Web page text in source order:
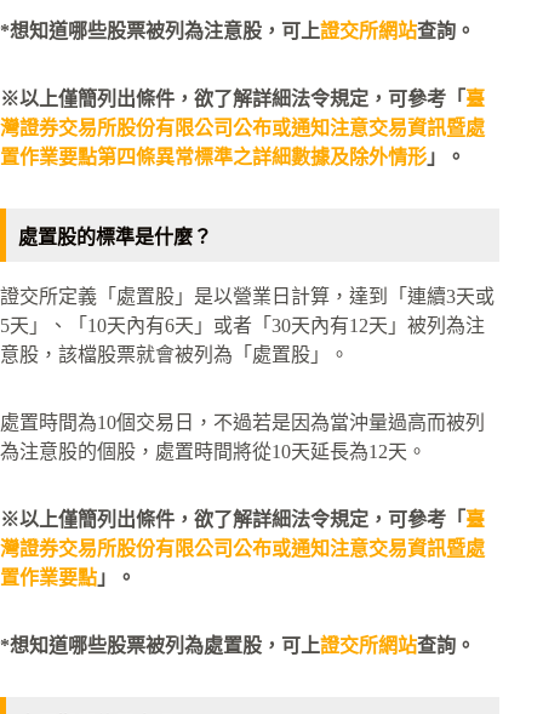
*想知道哪些股票被列為注意股，可上證交所網站查詢。
※以上僅簡列出條件，欲了解詳細法令規定，可參考「 臺
灣證券交易所股份有限公司公布或通知注意交易資訊暨處
置作業要點第四條異常標準之詳細數據及除外情形 」。
處置股的標準是什麼？
證交所定義「處置股」是以營業日計算，達到「連續3天或
5天」、「10天內有6天」或者「30天內有12天」被列為注
意股，該檔股票就會被列為「處置股」。
處置時間為10個交易日，不過若是因為當沖量過高而被列
為注意股的個股，處置時間將從10天延長為12天。
※以上僅簡列出條件，欲了解詳細法令規定，可參考「 臺
灣證券交易所股份有限公司公布或通知注意交易資訊暨處
置作業要點 」。
*想知道哪些股票被列為處置股，可上證交所網站查詢。